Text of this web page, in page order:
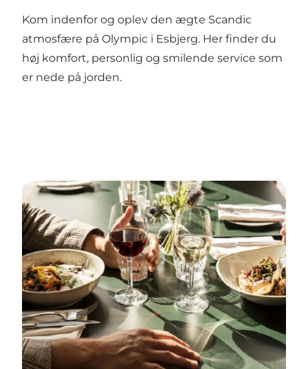
Kom indenfor og oplev den ægte Scandic
atmosfære på Olympic i Esbjerg. Her finder du
høj komfort, personlig og smilende service som
er nede på jorden.